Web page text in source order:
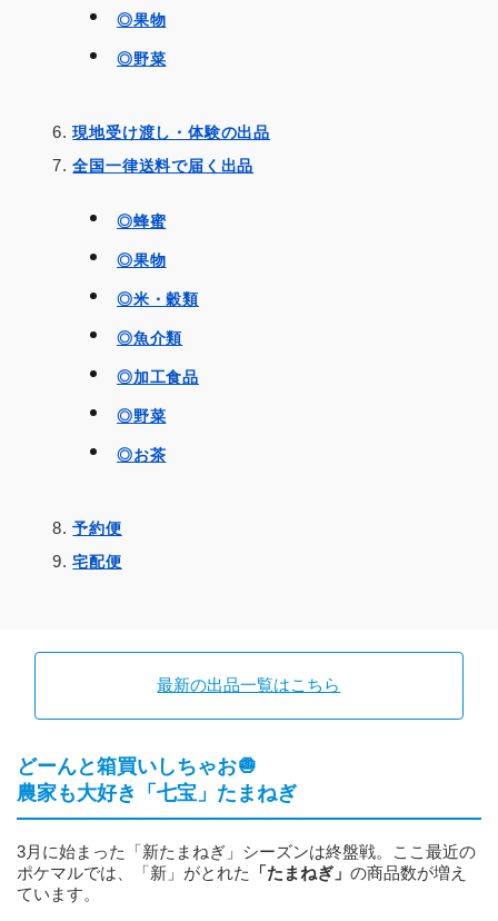
◎果物
◎野菜
現地受け渡し・体験の出品
全国一律送料で届く出品
◎蜂蜜
◎果物
◎米・穀類
◎魚介類
◎加工食品
◎野菜
◎お茶
予約便
宅配便
最新の出品一覧はこちら
どーんと箱買いしちゃお🧅
農家も大好き「七宝」たまねぎ
3月に始まった「新たまねぎ」シーズンは終盤戦。ここ最近の
ポケマルでは、「新」がとれた
「たまねぎ」 の商品数が増え
ています。